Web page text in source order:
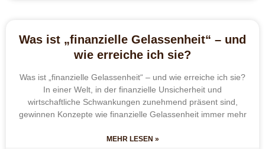
Was ist „finanzielle Gelassenheit“ – und
wie erreiche ich sie?
Was ist „finanzielle Gelassenheit“ – und wie erreiche ich sie?
In einer Welt, in der finanzielle Unsicherheit und
wirtschaftliche Schwankungen zunehmend präsent sind,
gewinnen Konzepte wie finanzielle Gelassenheit immer mehr
MEHR LESEN »